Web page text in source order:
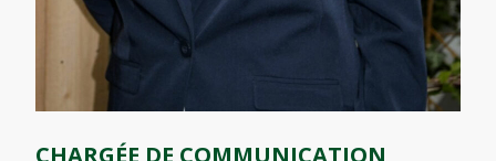
CHARGÉE DE COMMUNICATION